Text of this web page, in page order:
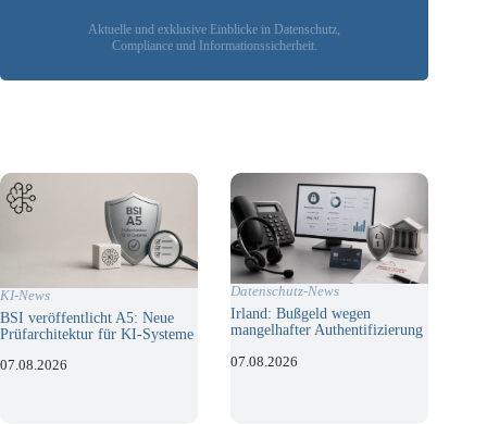
Aktuelle und exklusive Einblicke in Datenschutz,
Compliance und Informationssicherheit.
KI-News
BSI veröffentlicht A5: Neue
Prüfarchitektur für KI-Systeme
07.08.2026
Datenschutz-News
Irland: Bußgeld wegen
mangelhafter Authentifizierung
07.08.2026